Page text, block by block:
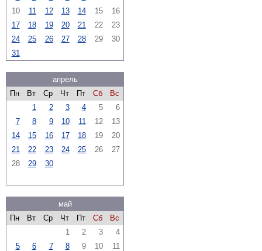
10
11 12 13 14 15
16
17
18 19 20 21 22
23
24
25 26 27 28 29
30
31
апрель
Пн
Вт Ср Чт Пт Сб
Вс
1
2 3 4 5
6
7
8 9 10 11 12
13
14
15 16 17 18 19
20
21
22 23 24 25 26
27
28
29 30
май
Пн
Вт Ср Чт Пт Сб
Вс
1
2 3
4
5
6 7 8 9 10
11